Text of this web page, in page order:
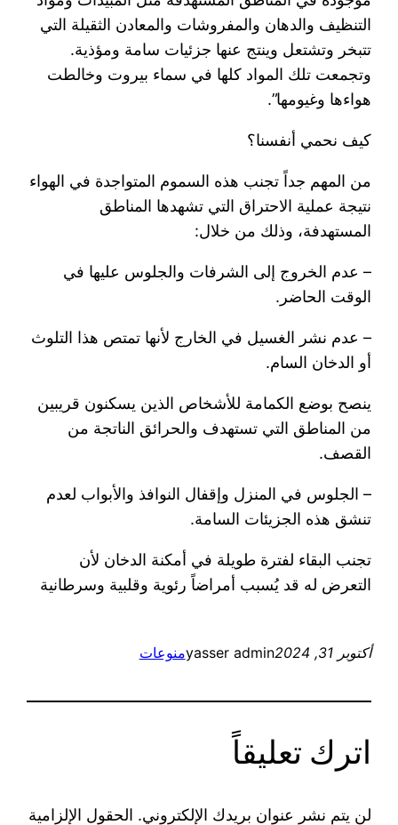
التنظيف والدهان والمفروشات والمعادن الثقيلة التي
تتبخر وتشتعل وينتج عنها جزئيات سامة ومؤذية.
وتجمعت تلك المواد كلها في سماء بيروت وخالطت
هواءها وغيومها”.
كيف نحمي أنفسنا؟
من المهم جداً تجنب هذه السموم المتواجدة في الهواء
نتيجة عملية الاحتراق التي تشهدها المناطق
المستهدفة، وذلك من خلال:
– عدم الخروج إلى الشرفات والجلوس عليها في
الوقت الحاضر.
– عدم نشر الغسيل في الخارج لأنها تمتص هذا التلوث
أو الدخان السام.
ينصح بوضع الكمامة للأشخاص الذين يسكنون قريبين
من المناطق التي تستهدف والحرائق الناتجة من
القصف.
– الجلوس في المنزل وإقفال النوافذ والأبواب لعدم
تنشق هذه الجزيئات السامة.
تجنب البقاء لفترة طويلة في أمكنة الدخان لأن
التعرض له قد يُسبب أمراضاً رئوية وقلبية وسرطانية
أكتوبر 31, 2024 yasser adminمنوعات
اترك تعليقاً
لن يتم نشر عنوان بريدك الإلكتروني. الحقول الإلزامية